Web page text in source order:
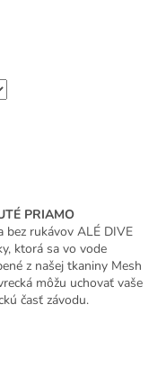
PRIAMO
bez rukávov ALÉ DIVE
ktorá sa vo vode
z našej tkaniny Mesh
môžu uchovať vaše
časť závodu.